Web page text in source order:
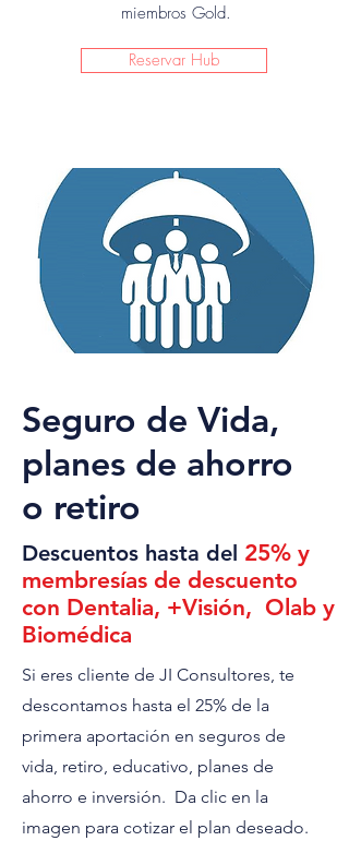
miembros Gold.
Reservar Hub
Seguro de Vida,
planes de ahorro
o retiro
Descuentos hasta del 25% y
membresías de descuento
con Dentalia, +Visión, Olab y
Biomédica
Si eres cliente de JI Consultores, te
descontamos hasta el 25% de la
primera aportación en seguros de
vida, retiro, educativo, planes de
ahorro e inversión. Da clic en la
imagen para cotizar el plan deseado.